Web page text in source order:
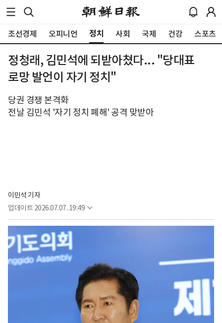
조선경제 오피니언 정치 사회 국제 건강 스포츠
정청래, 김민석에 되받아쳤다... "당대표
로망 발언이 자기 정치"
당권 경쟁 본격화
전날 김민석 '자기 정치 폐해' 공격 맞받아
이민석 기자
업데이트 2026.07.07. 19:49